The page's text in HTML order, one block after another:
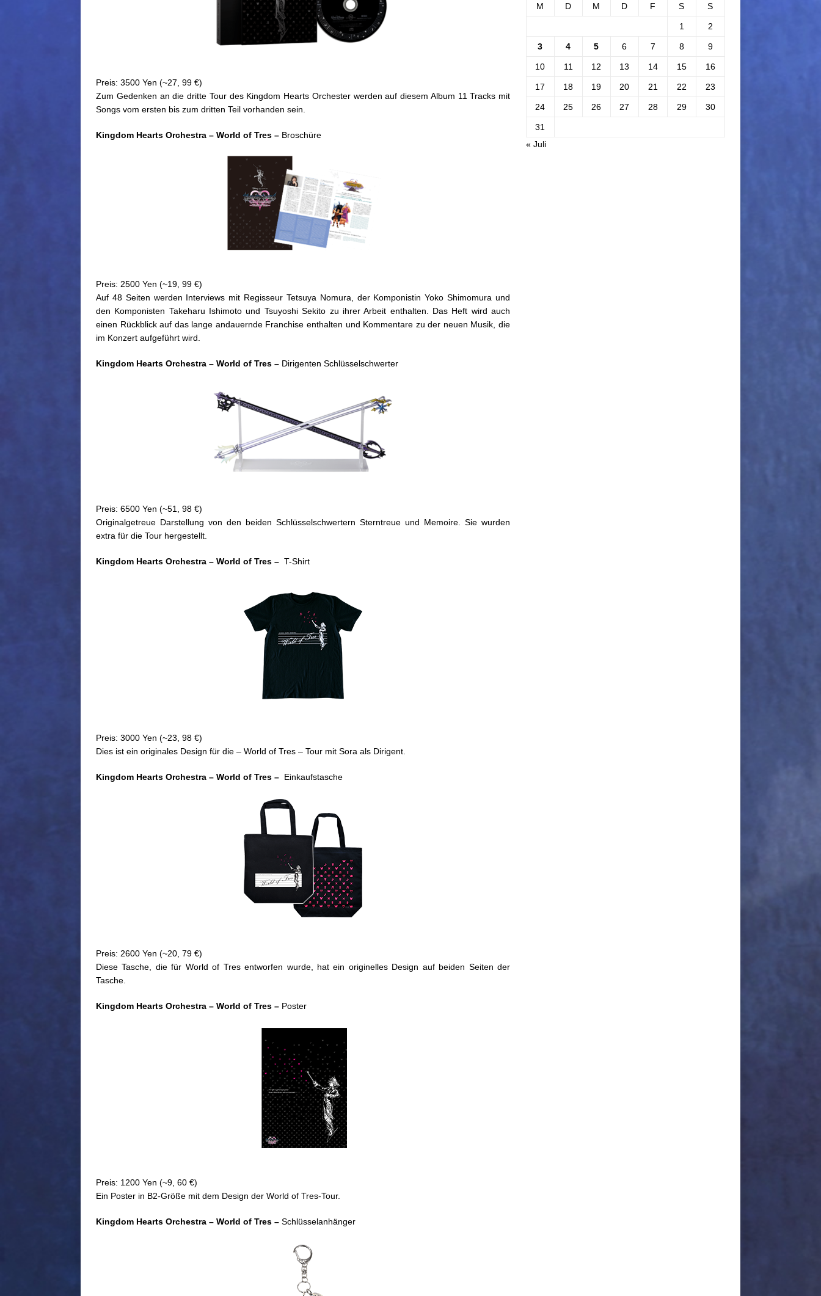
Preis: 3500 Yen (~27, 99 €)
Zum Gedenken an die dritte Tour des Kingdom Hearts Orchester werden auf diesem Album 11 Tracks mit
Songs vom ersten bis zum dritten Teil vorhanden sein.
Kingdom Hearts Orchestra – World of Tres – Broschüre
Preis: 2500 Yen (~19, 99 €)
Auf 48 Seiten werden Interviews mit Regisseur Tetsuya Nomura, der Komponistin Yoko Shimomura und
den Komponisten Takeharu Ishimoto und Tsuyoshi Sekito zu ihrer Arbeit enthalten. Das Heft wird auch
einen Rückblick auf das lange andauernde Franchise enthalten und Kommentare zu der neuen Musik, die
im Konzert aufgeführt wird.
Kingdom Hearts Orchestra – World of Tres – Dirigenten Schlüsselschwerter
Preis: 6500 Yen (~51, 98 €)
Originalgetreue Darstellung von den beiden Schlüsselschwertern Sterntreue und Memoire. Sie wurden
extra für die Tour hergestellt.
Kingdom Hearts Orchestra – World of Tres – T-Shirt
Preis: 3000 Yen (~23, 98 €)
Dies ist ein originales Design für die – World of Tres – Tour mit Sora als Dirigent.
Kingdom Hearts Orchestra – World of Tres – Einkaufstasche
Preis: 2600 Yen (~20, 79 €)
Diese Tasche, die für World of Tres entworfen wurde, hat ein originelles Design auf beiden Seiten der
Tasche.
Kingdom Hearts Orchestra – World of Tres – Poster
Preis: 1200 Yen (~9, 60 €)
Ein Poster in B2-Größe mit dem Design der World of Tres-Tour.
Kingdom Hearts Orchestra – World of Tres – Schlüsselanhänger
M D M D F S S
1 2
3 4 5 6 7 8 9
10 11 12 13 14 15 16
17 18 19 20 21 22 23
24 25 26 27 28 29 30
31
« Juli